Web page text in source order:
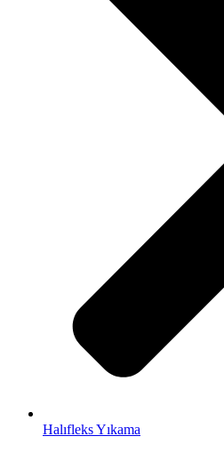
Halıfleks Yıkama